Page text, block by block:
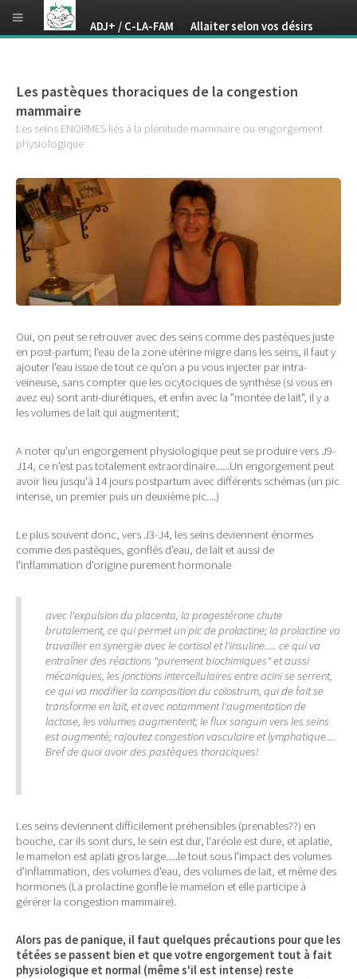
Les pastèques thoraciques de la congestion
mammaire
Les seins ENORMES liés à la plénitude mammaire ou engorgement
physiologique
Oui, on peut se retrouver avec des seins comme des pastèques juste
en post-partum; l'eau de la zone utérine migre dans les seins, il faut y
ajouter l'eau issue de tout ce qu'on a pu vous injecter par intra-
veineuse, sans compter que les ocytociques de synthèse (si vous en
avez eu) sont anti-diurétiques, et enfin avec la "montée de lait", il y a
les volumes de lait qui augmentent;
A noter qu'un engorgement physiologique peut se produire vers J9-
J14, ce n'est pas totalement extraordinaire......Un engorgement peut
avoir lieu jusqu'à 14 jours postpartum avec différents schémas (un pic
intense, un premier puis un deuxième pic....)
Le plus souvent donc, vers J3-J4, les seins deviennent énormes
comme des pastèques, gonflés d'eau, de lait et aussi de
l'inflammation d'origine purement hormonale
avec l'expulsion du placenta, la progestérone chute
brutalement, ce qui permet un pic de prolactine; la prolactine va
travailler en synergie avec le cortisol et l'insuline..... ce qui va
entraîner des réactions "purement biochimiques" et aussi
mécaniques, les jonctions intercellulaires entre acini se serrent,
ce qui va modifier la composition du colostrum, qui de fait se
transforme en lait, et avec notamment l'augmentation de
lactose, les volumes augmentent; le flux sanguin vers les seins
est augmenté; rajoutez congestion vasculaire et lymphatique....
Bref de quoi avoir des pastèques thoraciques!
Les seins deviennent difficilement préhensibles (prenables??) en
bouche, car ils sont durs, le sein est dur, l'aréole est dure, et aplatie,
le mamelon est aplati gros large.....le tout sous l'impact des volumes
d'inflammation, des volumes d'eau, des volumes de lait, et même des
hormones (La prolactine gonfle le mamelon et elle participe à
gérérer la congestion mammaire).
Alors pas de panique, il faut quelques précautions pour que les
tétées se passent bien et que votre engorgement tout à fait
physiologique et normal (même s'il est intense) reste
ADJ+ / C-LA-FAM Allaiter selon vos désirs